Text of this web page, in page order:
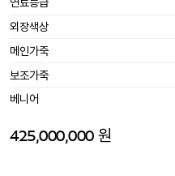
연료등급
외장색상
메인가죽
보조가죽
베니어
425,000,000 원